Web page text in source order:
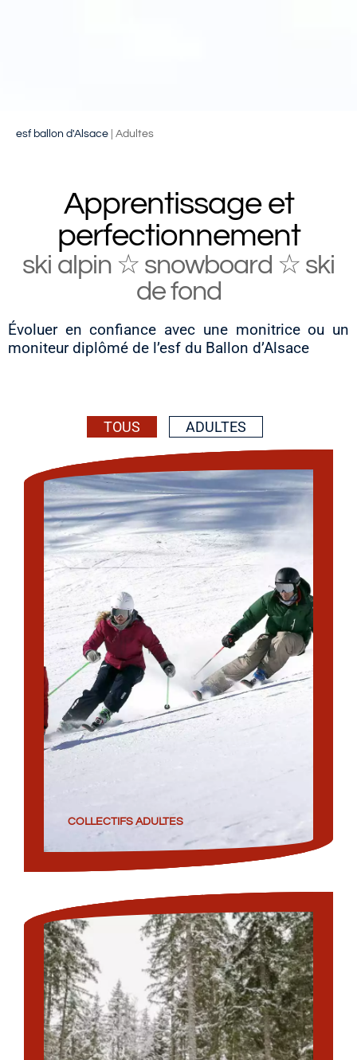
esf ballon d'Alsace | Adultes
Apprentissage et
perfectionnement
ski alpin ☆ snowboard ☆ ski
de fond
Évoluer en confiance avec une monitrice ou un
moniteur diplômé de l’esf du Ballon d’Alsace
TOUS ADULTES
COLLECTIFS ADULTES